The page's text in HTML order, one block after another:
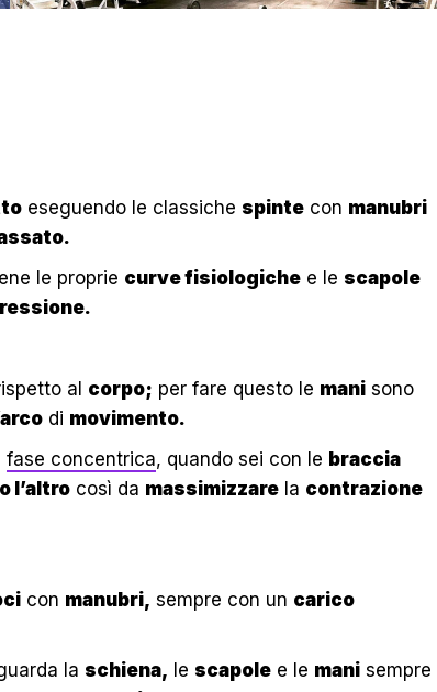
eseguendo le classiche spinte con manubri
le proprie curve fisiologiche e le scapole
al corpo; per fare questo le mani sono
di movimento.
fase concentrica, quando sei con le braccia
l’altro così da massimizzare la contrazione
con manubri, sempre con un carico
la schiena, le scapole e le mani sempre